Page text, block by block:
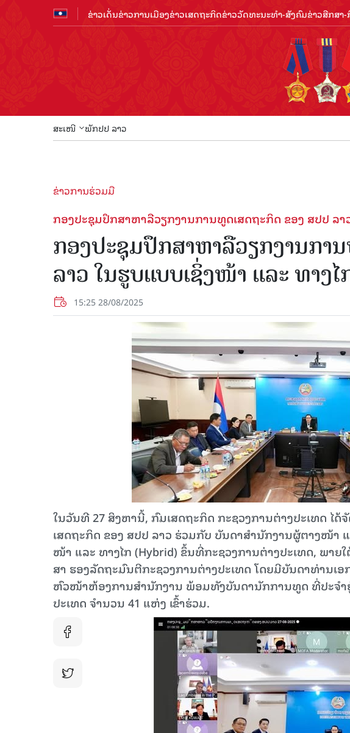
ຂ່າວເດັ່ນຂ່າວການເມືອງຂ່າວເສດຖະກິດຂ່າວວັດທະນະທຳ-ສັງຄົມຂ່າວສືກສາ-
ສະເໜີ ພັກປປ ລາວ
ຂ່າວການຮ່ວມມື
ກອງປະຊຸມປຶກສາຫາລືວຽກງານການທູດເສດຖະກິດ ຂອງ ສປປ ລາ
ກອງປະຊຸມປຶກສາຫາລືວຽກງານກາ
ລາວ ໃນຮູບແບບເຊິ່ງໜ້າ ແລະ ທາງໄ
15:25 28/08/2025
ໃນວັນທີ 27 ສິງຫານີ້, ກົມເສດຖະກິດ ກະຊວງການຕ່າງປະເທດ ໄ
ເສດຖະກິດ ຂອງ ສປປ ລາວ ຮ່ວມກັບ ບັນດາສໍານັກງານຜູ້ຕາງໜ້າ
ໜ້າ ແລະ ທາງໄກ (Hybrid) ຂຶ້ນທີ່ກະຊວງການຕ່າງປະເທດ, ພາຍ
ສາ ຮອງລັດຖະມົນຕີກະຊວງການຕ່າງປະເທດ ໂດຍມີບັນດາທ່ານ
ຫົວໜ້າຫ້ອງການສໍານັກງານ ພ້ອມທັງບັນດານັກການທູດ ທີ່ປະຈຳ
ປະເທດ ຈໍານວນ 41 ແຫ່ງ ເຂົ້າຮ່ວມ.